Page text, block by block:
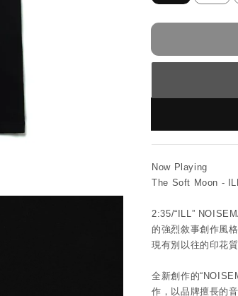
Now Playing
The Soft Moon -
2:35/“ILL”
的強烈敘事創作風
現有別以往的印花
全新創作的
作，以品牌擅長的